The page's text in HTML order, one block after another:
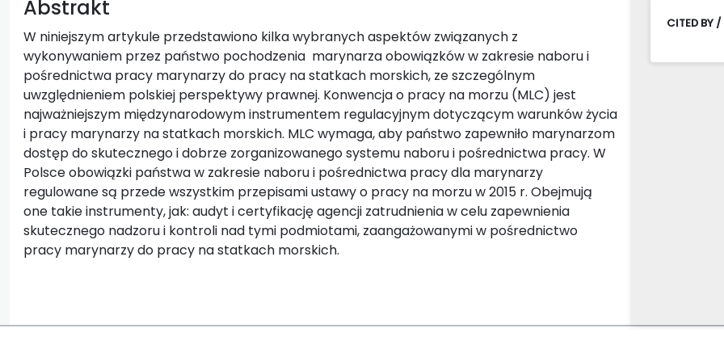
Abstrakt
W niniejszym artykule przedstawiono kilka wybranych aspektów związanych z
wykonywaniem przez państwo pochodzenia marynarza obowiązków w zakresie naboru i
pośrednictwa pracy marynarzy do pracy na statkach morskich, ze szczególnym
uwzględnieniem polskiej perspektywy prawnej. Konwencja o pracy na morzu (MLC) jest
najważniejszym międzynarodowym instrumentem regulacyjnym dotyczącym warunków życia
i pracy marynarzy na statkach morskich. MLC wymaga, aby państwo zapewniło marynarzom
dostęp do skutecznego i dobrze zorganizowanego systemu naboru i pośrednictwa pracy. W
Polsce obowiązki państwa w zakresie naboru i pośrednictwa pracy dla marynarzy
regulowane są przede wszystkim przepisami ustawy o pracy na morzu w 2015 r. Obejmują
one takie instrumenty, jak: audyt i certyfikację agencji zatrudnienia w celu zapewnienia
skutecznego nadzoru i kontroli nad tymi podmiotami, zaangażowanymi w pośrednictwo
pracy marynarzy do pracy na statkach morskich.
CITED BY /